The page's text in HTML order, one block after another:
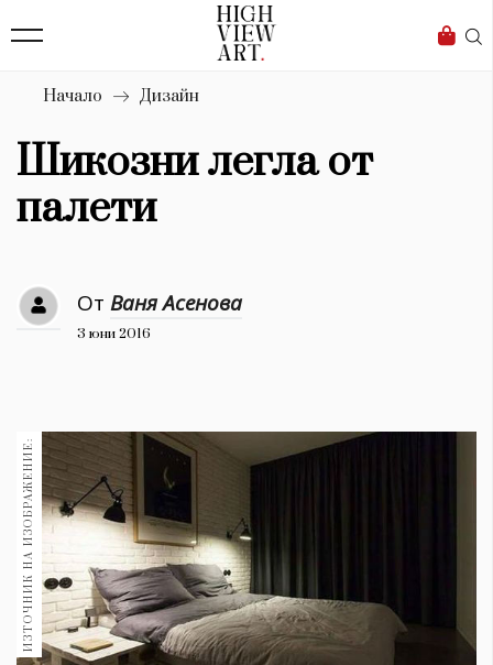
Бизнес
Мода
Dialogue
Изкуство
4340
Красота
777
Книги 1188
30+ 1970
Гурме 1710
Пътувай
237
Начало Дизайн
Шикозни легла от
палети
От Ваня Асенова
3 юни 2016
ИЗТОЧНИК НА ИЗОБРАЖЕНИЕ: